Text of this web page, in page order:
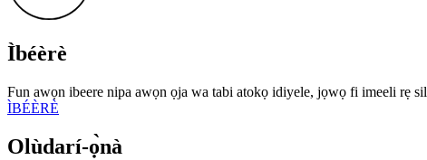
Ìbéèrè
Fun awọn ibeere nipa awọn ọja wa tabi atokọ idiyele, jọwọ fi imeeli rẹ
ÌBÉÈRÈ
Olùdarí-ọ̀nà